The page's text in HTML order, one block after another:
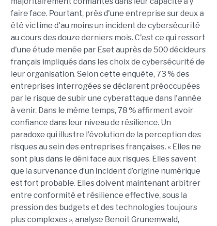
faire face. Pourtant, près d'une entreprise sur deux a
été victime d'au moins un incident de cybersécurité
au cours des douze derniers mois. C'est ce qui ressort
d'une étude menée par Eset auprès de 500 décideurs
français impliqués dans les choix de cybersécurité de
leur organisation. Selon cette enquête, 73 % des
entreprises interrogées se déclarent préoccupées
par le risque de subir une cyberattaque dans l'année
à venir. Dans le même temps, 78 % affirment avoir
confiance dans leur niveau de résilience. Un
paradoxe qui illustre l'évolution de la perception des
risques au sein des entreprises françaises. « Elles ne
sont plus dans le déni face aux risques. Elles savent
que la survenance d’un incident d’origine numérique
est fort probable. Elles doivent maintenant arbitrer
entre conformité et résilience effective, sous la
pression des budgets et des technologies toujours
plus complexes », analyse Benoit Grunemwald,